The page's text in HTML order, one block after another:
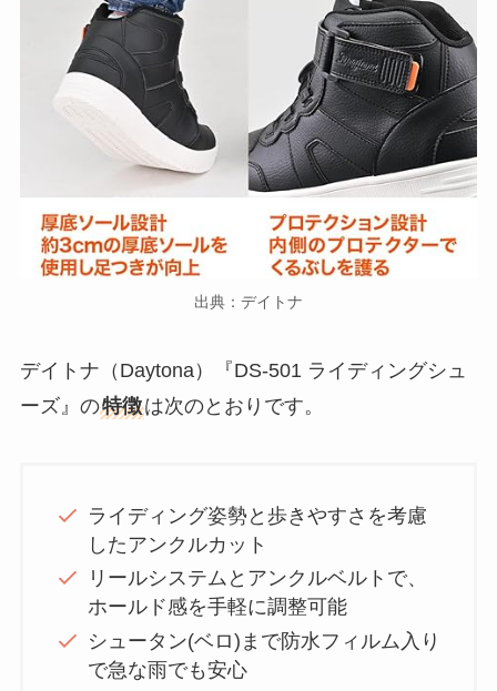
出典：デイトナ
デイトナ（Daytona）『DS-501 ライディングシュ
ーズ』の特徴は次のとおりです。
ライディング姿勢と歩きやすさを考慮
したアンクルカット
リールシステムとアンクルベルトで、
ホールド感を手軽に調整可能
シュータン(ベロ)まで防水フィルム入り
で急な雨でも安心